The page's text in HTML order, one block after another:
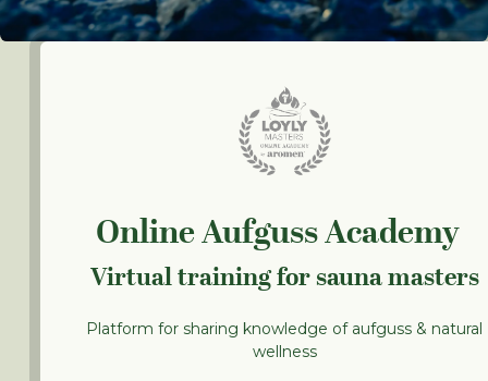
Online Aufguss Academy
Virtual training for sauna masters
Platform for sharing knowledge of aufguss & natural
wellness